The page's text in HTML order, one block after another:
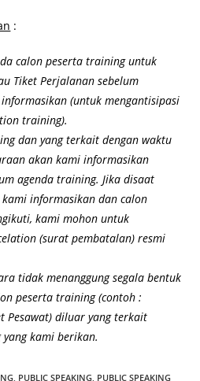
:
calon peserta training untuk
Tiket Perjalanan sebelum
(untuk mengantisipasi
training).
dan yang terkait dengan waktu
akan kami informasikan
agenda training. Jika disaat
informasikan dan calon
kami mohon untuk
(surat pembatalan) resmi
tidak menanggung segala bentuk
peserta training (contoh :
Pesawat) diluar yang terkait
kami berikan.
, PUBLIC SPEAKING, PUBLIC SPEAKING